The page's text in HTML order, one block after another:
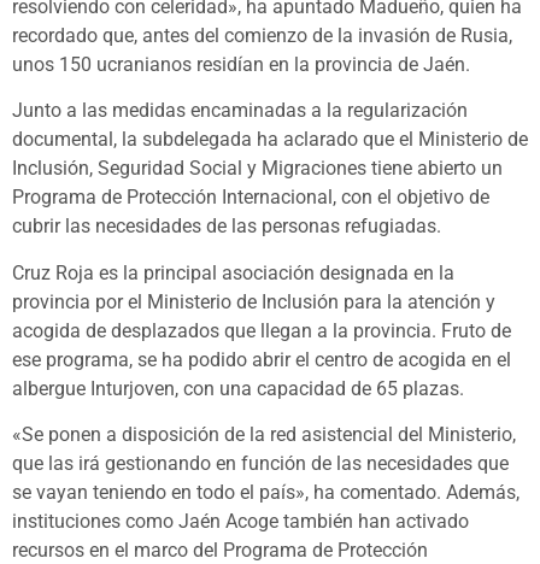
resolviendo con celeridad», ha apuntado Madueño, quien ha
recordado que, antes del comienzo de la invasión de Rusia,
unos 150 ucranianos residían en la provincia de Jaén.
Junto a las medidas encaminadas a la regularización
documental, la subdelegada ha aclarado que el Ministerio de
Inclusión, Seguridad Social y Migraciones tiene abierto un
Programa de Protección Internacional, con el objetivo de
cubrir las necesidades de las personas refugiadas.
Cruz Roja es la principal asociación designada en la
provincia por el Ministerio de Inclusión para la atención y
acogida de desplazados que llegan a la provincia. Fruto de
ese programa, se ha podido abrir el centro de acogida en el
albergue Inturjoven, con una capacidad de 65 plazas.
«Se ponen a disposición de la red asistencial del Ministerio,
que las irá gestionando en función de las necesidades que
se vayan teniendo en todo el país», ha comentado. Además,
instituciones como Jaén Acoge también han activado
recursos en el marco del Programa de Protección